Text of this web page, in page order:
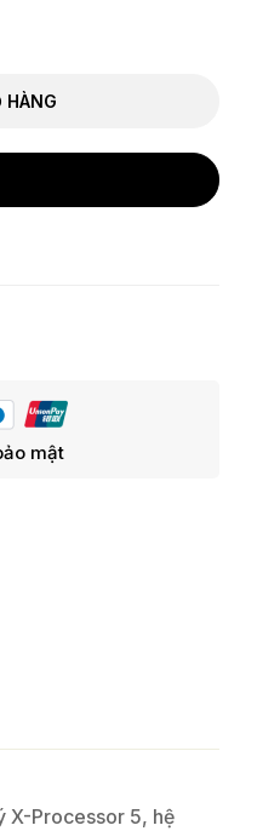
HÀNG
mật
X-Processor 5, hệ